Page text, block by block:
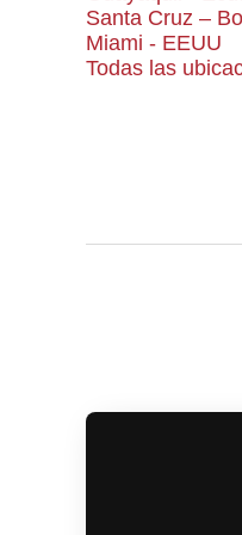
Santa Cruz –
Miami - EEUU
Todas las